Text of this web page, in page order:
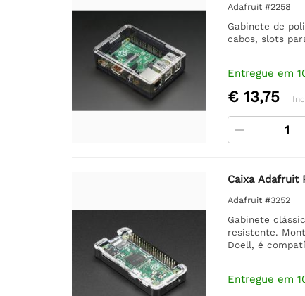
Adafruit #2258
Gabinete de
cabos, slots
Entregue em
€ 13,75
Caixa Adafruit
Adafruit #3252
Gabinete
resistente.
Doell, é
Entregue em